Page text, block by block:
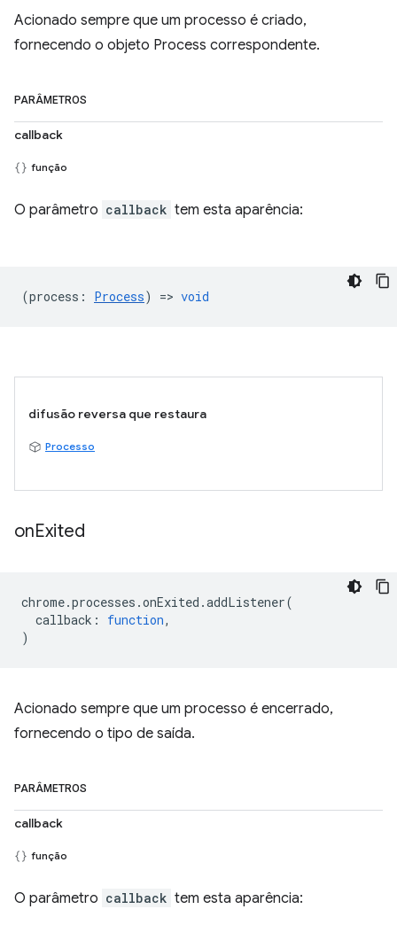
Acionado sempre que um processo é criado,
fornecendo o objeto Process correspondente.
PARÂMETROS
callback
função
O parâmetro callback tem esta aparência:
(process : Process) => void
difusão reversa que restaura
Processo
onExited
chrome.processes .onExited .addListener(
callback : function,
)
Acionado sempre que um processo é encerrado,
fornecendo o tipo de saída.
PARÂMETROS
callback
função
O parâmetro callback tem esta aparência: